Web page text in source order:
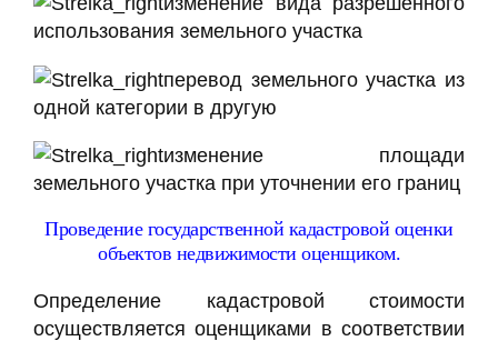
использования земельного участка
перевод земельного участка из
одной категории в другую
изменение площади
земельного участка при уточнении его границ
Проведение государственной кадастровой оценки
объектов недвижимости оценщиком.
Определение кадастровой стоимости
осуществляется оценщиками в соответствии